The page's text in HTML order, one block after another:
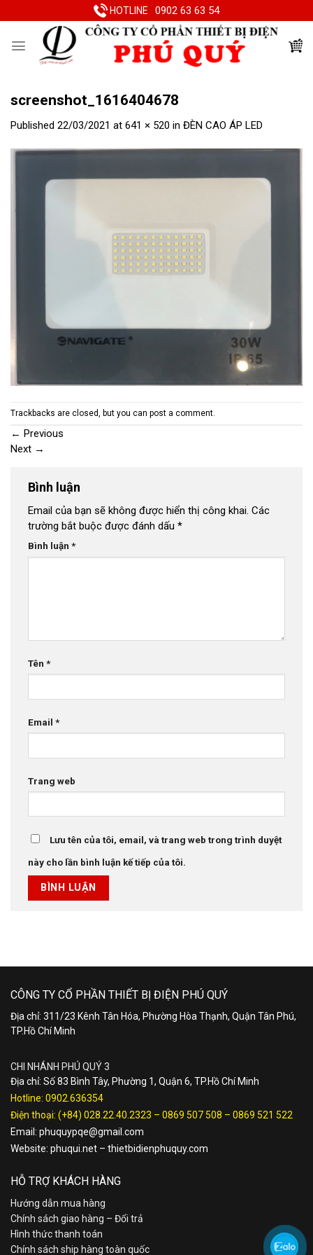
to
HOTLINE 0902 63 63 54
screenshot_1616404678
Published 22/03/2021 at 641 × 520 in ĐÈN CAO ÁP LED
Trackbacks are closed, but you can post a comment
← Previous
Next →
Bình luận
Email của bạn sẽ không được hiển thị công khai. Các
trường bắt buộc được đánh dấu *
Bình luận *
Tên *
Email *
Trang web
Lưu tên của tôi, email, và trang web trong trình duyệt
này cho lần bình luận kế tiếp của tôi.
CÔNG TY CỔ PHẦN THIẾT BỊ ĐIỆN PHÚ QUÝ
Địa chỉ: 311/23 Kênh Tân Hóa, Phường Hòa Thạnh, Quận Tân Phú,
TP.Hồ Chí Minh
CHI NHÁNH PHÚ QUÝ 3
Địa chỉ: Số 83 Bình Tây, Phường 1, Quận 6, TP.Hồ Chí Minh
Hotline: 0902.636354
Điện thoại: (+84) 028.22.40.2323 – 0869 507 508 – 0869 521 522
Email: phuquypqe@gmail.com
Website: phuqui.net – thietbidienphuquy.com
HỖ TRỢ KHÁCH HÀNG
Hướng dẫn mua hàng
Chính sách giao hàng – Đổi trả
Hình thức thanh toán
Chính sách ship hàng toàn quốc